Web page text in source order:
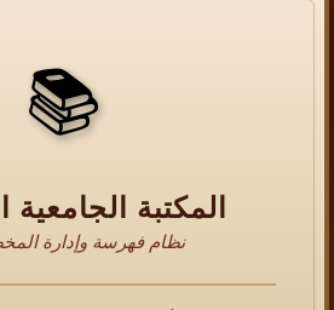
📚
المكتبة الجامعية
نظام فهرسة وإدارة